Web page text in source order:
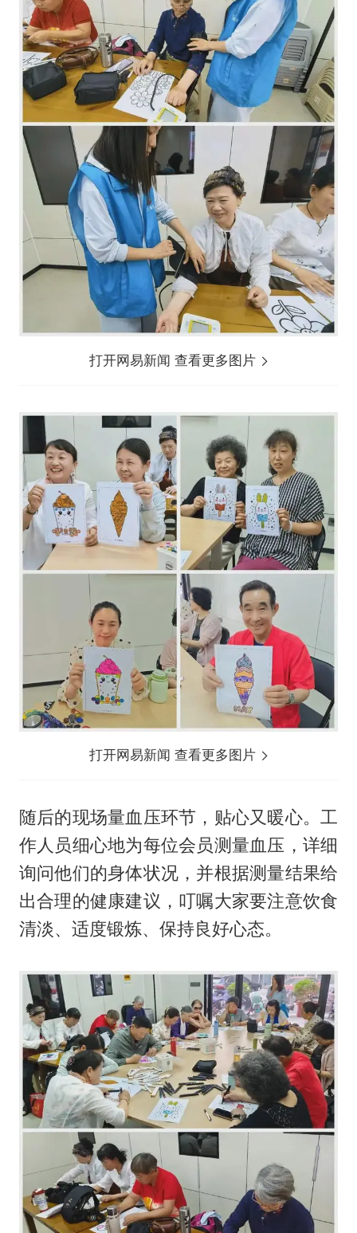
打开网易新闻 查看更多图片
打开网易新闻 查看更多图片
随后的现场量血压环节，贴心又暖心。工
作人员细心地为每位会员测量血压，详细
询问他们的身体状况，并根据测量结果给
出合理的健康建议，叮嘱大家要注意饮食
清淡、适度锻炼、保持良好心态。